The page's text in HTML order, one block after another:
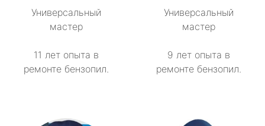
Универсальный
мастер
11 лет опыта в
ремонте бензопил.
Универсальный
мастер
9 лет опыта в
ремонте бензопил.